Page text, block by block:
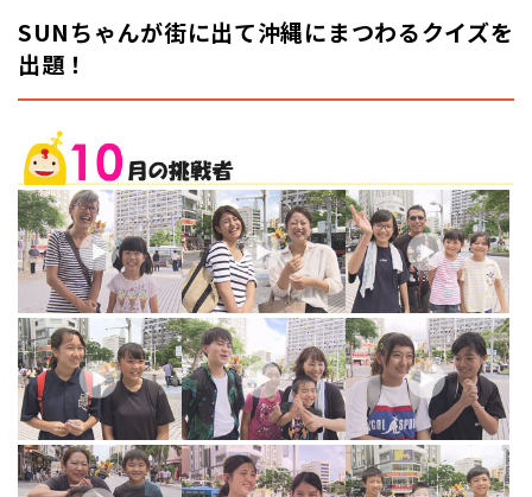
SUNちゃんが街に出て沖縄にまつわるクイズを
出題！